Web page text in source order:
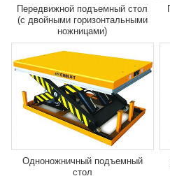
Передвижной подъемный стол
(с двойными горизонтальными
ножницами)
Одноножничный подъемный
стол